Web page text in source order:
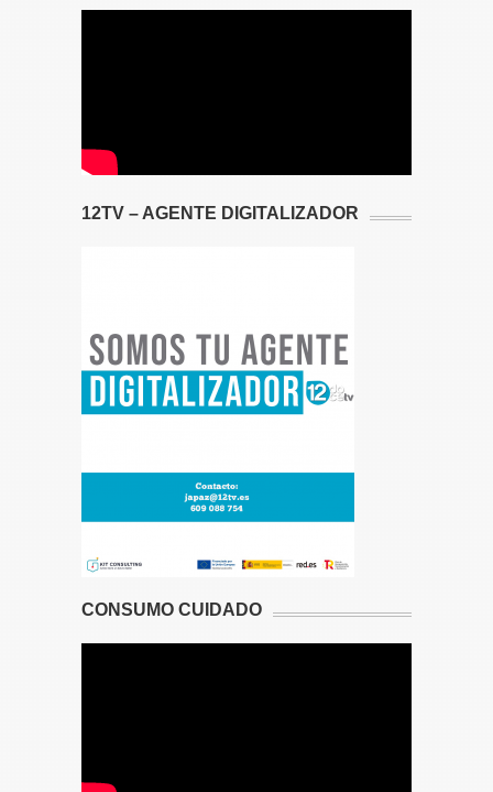
12TV – AGENTE DIGITALIZADOR
CONSUMO CUIDADO